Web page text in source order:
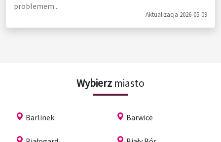
problemem...
Aktualizacja 2026-05-09
Wybierz miasto
Barlinek Barwice